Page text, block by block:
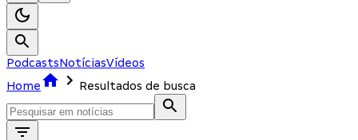
PodcastsNotíciasVídeos
Home
Resultados de busca